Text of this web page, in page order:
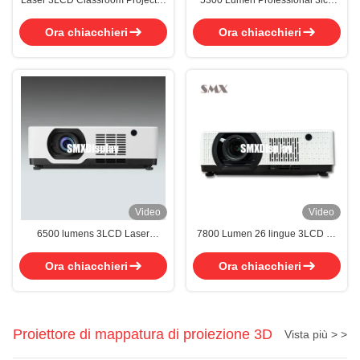
Meetings​
Ora chiacchieri
laser portatile 4k
Ora chiacchieri
Video
6500 lumens 3LCD Laser
Ora chiacchieri
Video
7800 Lumen 26 lingue 3LCD 4k
pollici
Ora chiacchieri
Proiettore di mappatura di proiezione 3D Vista più > >